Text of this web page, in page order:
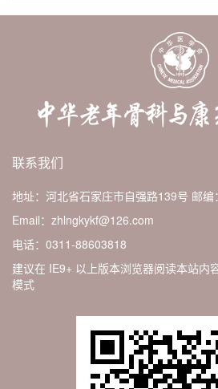
联系我们
地址：河北省石家庄市自强路139号 邮编
Email：zhlngkykf@126.com
电话：0311-88603818
建议在 IE9+ 以上版本浏览器阅读本站内
模式